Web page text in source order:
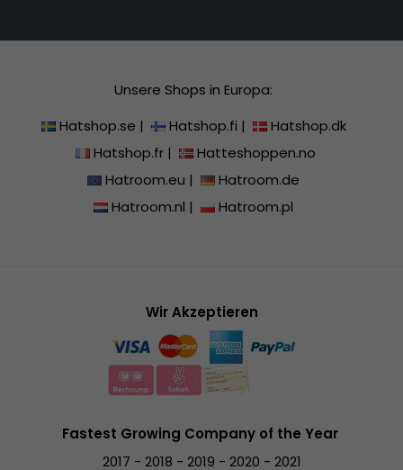
Unsere Shops in Europa:
Hatshop.se | Hatshop.fi |
Hatshop.dk
Hatshop.fr|
Hatteshoppen.no
Hatroom.eu |
Hatroom.de
Hatroom.nl | Hatroom.pl
Wir Akzeptieren
Fastest Growing Company of the Year
2017 - 2018 - 2019 - 2020 - 2021